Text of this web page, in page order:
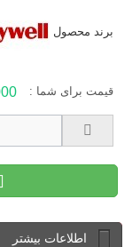
برند محصول
قیمت برای شما :
اطلاعات بیشتر